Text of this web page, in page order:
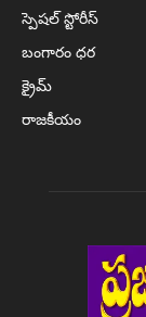
స్పెషల్ స్టోరీస్
బంగారం ధర
క్రైమ్
రాజకీయం